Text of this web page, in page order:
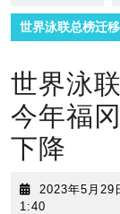
世界泳联总榜迁
世界泳
今年福
下降
2023年5月29
1:40